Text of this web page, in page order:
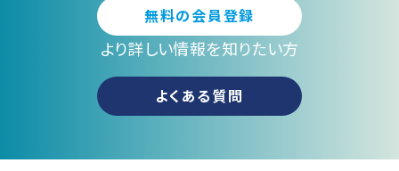
無料の会員登録
より詳しい情報を知りたい方
よくある質問